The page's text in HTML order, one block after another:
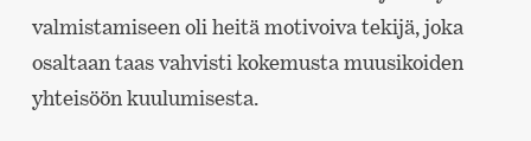
valmistamiseen oli heitä motivoiva tekijä, joka
osaltaan taas vahvisti kokemusta muusikoiden
yhteisöön kuulumisesta.